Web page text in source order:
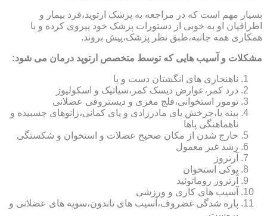
بسیار مهم است که در مراجعه به پزشک ارتوپد،فرد بیمار و
اطرافیان او به خوبی از دستورات پزشک خود پیروی کرده و با
همکاری همه جانبه،طبق نظر پزشک،پیش بروند.
مشکلات و آسیب هایی که توسط متخصص ارتوپد درمان می شود:
ناهنجاری های انگشتان دست و پا
درد کمر،عوارض دیسک کمر،سیاتیک و اسکولیوز
تومور استخوانی،فلج مغزی و دیستروفی عضلانی
پینه پا،چرخش پای مادرزادی و پای کمانی،زانوهای چسبیده و
ناهماهنگی پاها
خارج شدن از مکان صحیح عضلات و استخوان و شکستگی
رشد غیر معمول
آرتروز
پوکی استخوان
آرتروز روماتوئید
آسیب های کاری و ورزشی
پاره شدگی غضروف،آسیب های تاندون،سویه های عضلانی و